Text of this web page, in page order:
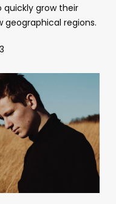
quickly grow their
geographical regions.